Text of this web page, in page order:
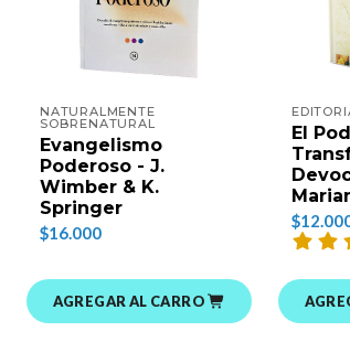
NATURALMENTE
SOBRENATURAL
Evangelismo
Poderoso - J.
Wimber & K.
Springer
$16.000
AGREGAR AL CARRO
El